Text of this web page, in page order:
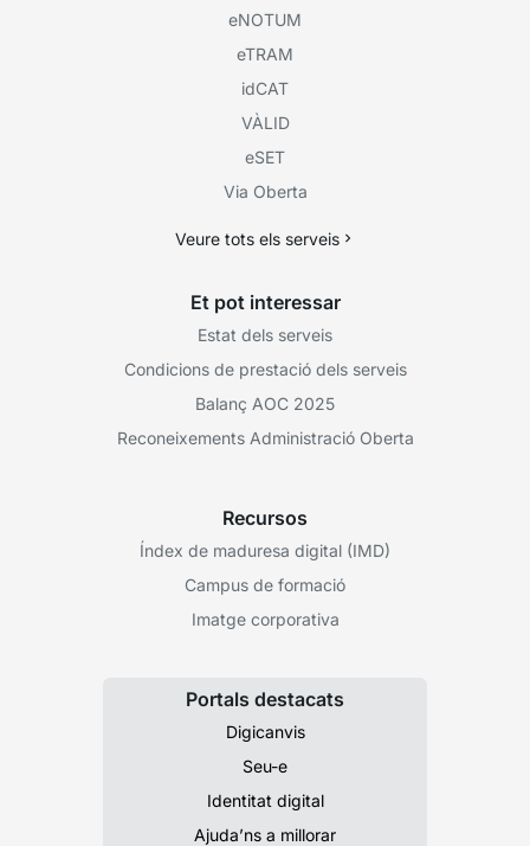
eNOTUM
eTRAM
idCAT
VÀLID
eSET
Via Oberta
Veure tots els serveis
Et pot interessar
Estat dels serveis
Condicions de prestació dels serveis
Balanç AOC 2025
Reconeixements Administració Oberta
Recursos
Índex de maduresa digital (IMD)
Campus de formació
Imatge corporativa
Portals destacats
Digicanvis
Seu-e
Identitat digital
Ajuda’ns a millorar